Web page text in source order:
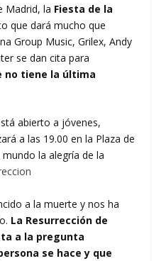
Madrid, la Fiesta de la
que dará mucho que
Group Music, Grilex, Andy
se dan cita para
no tiene la última
abierto a jóvenes,
a las 19.00 en la Plaza de
la alegría de la
a la muerte y nos ha
La Resurrección de
a la pregunta
se hace y que